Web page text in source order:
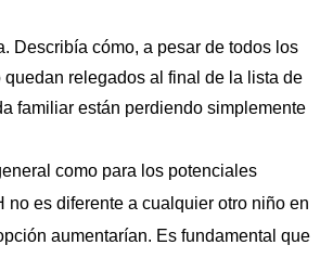
Describía cómo, a pesar de todos los
relegados al final de la lista de
familiar están perdiendo simplemente
como para los potenciales
es diferente a cualquier otro niño en
aumentarían. Es fundamental que